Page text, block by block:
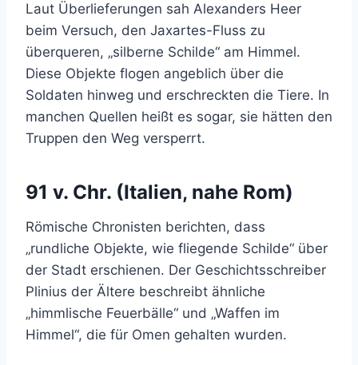
Laut Überlieferungen sah Alexanders Heer
beim Versuch, den Jaxartes-Fluss zu
überqueren, „silberne Schilde“ am Himmel.
Diese Objekte flogen angeblich über die
Soldaten hinweg und erschreckten die Tiere. In
manchen Quellen heißt es sogar, sie hätten den
Truppen den Weg versperrt.
91 v. Chr. (Italien, nahe Rom)
Römische Chronisten berichten, dass
„rundliche Objekte, wie fliegende Schilde“ über
der Stadt erschienen. Der Geschichtsschreiber
Plinius der Ältere beschreibt ähnliche
„himmlische Feuerbälle“ und „Waffen im
Himmel“, die für Omen gehalten wurden.